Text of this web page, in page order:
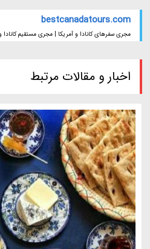
bestcanadatours.com
مجری سفرهای کانادا و آمریکا | مجری مستقیم کانادا و
اخبار و مقالات مرتبط